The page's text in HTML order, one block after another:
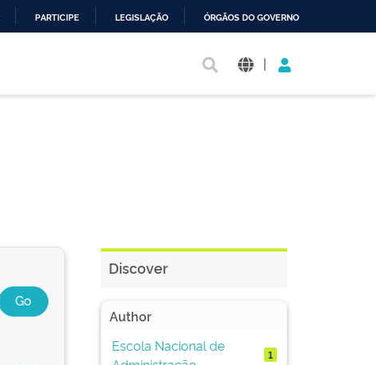
PARTICIPE LEGISLAÇÃO ÓRGÃOS DO GOVERNO
|
Discover
Author
Escola Nacional de
1